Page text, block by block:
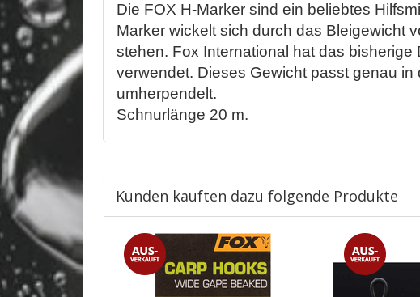
Die FOX H-Marker sind ein beliebtes
Marker wickelt sich durch das Bleigewicht
stehen. Fox International hat das
verwendet. Dieses Gewicht passt genau
umherpendelt.
Schnurlänge 20 m.
Kunden kauften dazu folgende Produkte